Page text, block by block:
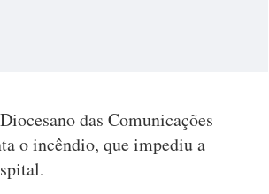
das Comunicações
o incêndio, que impediu a